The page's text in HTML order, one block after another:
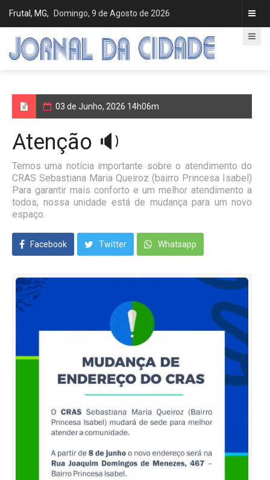
Frutal, MG, Domingo, 9 de Agosto de 2026
03 de Junho, 2026 14h06m
Atenção 🔉
Temos uma notícia importante sobre o atendimento do
CRAS Sebastiana Maria Queiroz (bairro Princesa Isabel)
Para garantir mais conforto e um melhor atendimento a
todos, nossa unidade está de mudança para um novo
espaço.
Facebook Twitter Whatsapp